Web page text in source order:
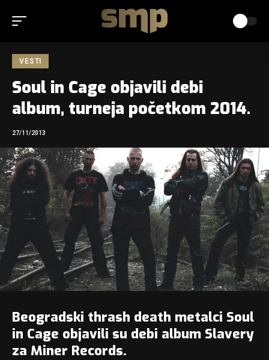
VESTI
Soul in Cage objavili debi
album, turneja početkom 2014.
27/11/2013
Beogradski thrash death metalci Soul
in Cage objavili su debi album Slavery
za Miner Records.